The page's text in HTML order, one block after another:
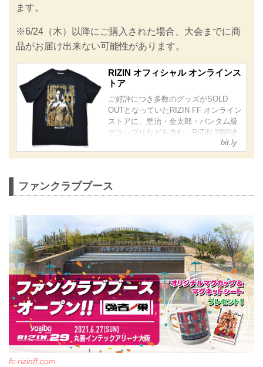
ろう！
※ご来場予定のお客様は必ずマスクのご
着用をお願い致します。
ます。
※6/24（木）以降にご購入された場合、大会までに商
品がお届け出来ない可能性があります。
RIZIN オフィシャル オンラインス
トア
ご好評につき多数のグッズがSOLD
OUTとなっていたRIZIN FF オンライン
ストアに、皇治・金太郎・バンタム級
グランプリなどを含む、RIZIN.29関連
また、オンラインストアでご購入され
施中！
6月27日（日）開催のYogibo presents
bit.ly
ファンクラブブース
fc.rizinff.com